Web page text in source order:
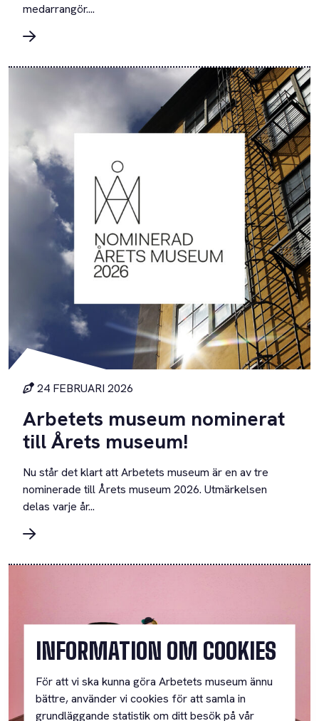
medarrangör....
24 FEBRUARI 2026
Arbetets museum nominerat
till Årets museum!
Nu står det klart att Arbetets museum är en av tre
nominerade till Årets museum 2026. Utmärkelsen
delas varje år...
INFORMATION OM COOKIES
För att vi ska kunna göra Arbetets museum ännu
bättre, använder vi cookies för att samla in
grundläggande statistik om ditt besök på vår